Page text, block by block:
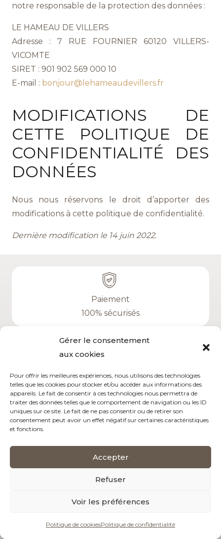
Gérer le consentement
aux cookies
Pour offrir les meilleures expériences, nous utilisons des technologies
telles que les cookies pour stocker et/ou accéder aux informations des
appareils. Le fait de consentir à ces technologies nous permettra de
traiter des données telles que le comportement de navigation ou les ID
uniques sur ce site. Le fait de ne pas consentir ou de retirer son
consentement peut avoir un effet négatif sur certaines caractéristiques
et fonctions.
Accepter
Refuser
Voir les préférences
Politique de cookiesPolitique de confidentialité
notre responsable de la protection des données :
LE HAMEAU DE VILLERS
Adresse : 7 RUE FOURNIER 60120 VILLERS-
VICOMTE
SIRET : 901 902 569 000 10
E-mail : bonjour@lehameaudevillers.fr
MODIFICATIONS DE
CETTE POLITIQUE DE
CONFIDENTIALITÉ DES
DONNÉES
Nous nous réservons le droit d’apporter des
modifications à cette politique de confidentialité.
Dernière modification le 14 juin 2022.
Paiement
100% sécurisés
Instagramou Facebook
bonjour@lehameaudevillers.fr